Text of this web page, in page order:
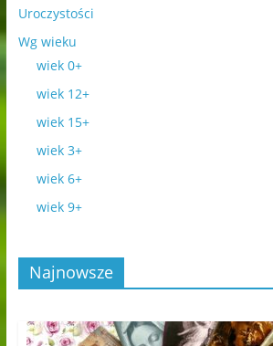
Uroczystości
Wg wieku
wiek 0+
wiek 12+
wiek 15+
wiek 3+
wiek 6+
wiek 9+
Najnowsze